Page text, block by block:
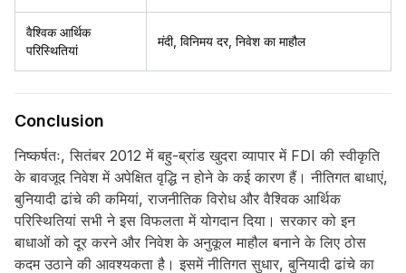
वैश्विक आर्थिक
परिस्थितियां
मंदी, विनिमय दर, निवेश का माहौल
Conclusion
निष्कर्षतः, सितंबर 2012 में बहु-ब्रांड खुदरा व्यापार में FDI की स्वीकृति
के बावजूद निवेश में अपेक्षित वृद्धि न होने के कई कारण हैं। नीतिगत बाधाएं,
बुनियादी ढांचे की कमियां, राजनीतिक विरोध और वैश्विक आर्थिक
परिस्थितियां सभी ने इस विफलता में योगदान दिया। सरकार को इन
बाधाओं को दूर करने और निवेश के अनुकूल माहौल बनाने के लिए ठोस
कदम उठाने की आवश्यकता है। इसमें नीतिगत सुधार, बुनियादी ढांचे का